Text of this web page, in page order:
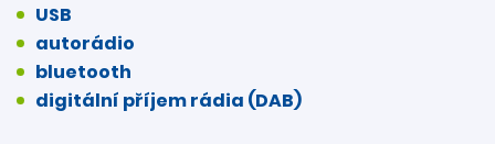
USB
autorádio
bluetooth
digitální příjem rádia (DAB)